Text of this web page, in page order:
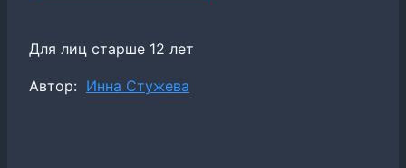
Для лиц старше 12 лет
Метки
Автор: Инна Стужева